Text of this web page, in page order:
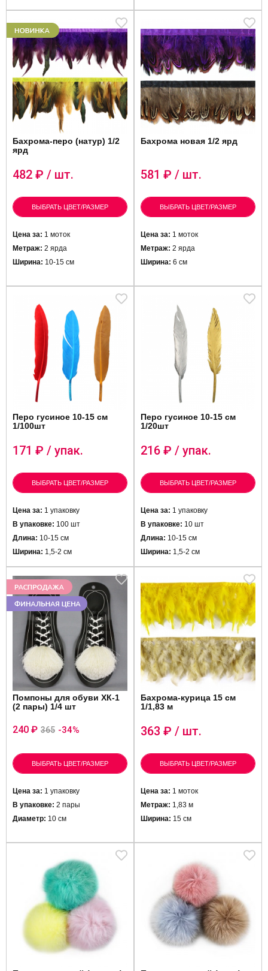
Бахрома-перо (натур) 1/2
ярд
482 ₽ / шт.
ВЫБРАТЬ ЦВЕТ/РАЗМЕР
Цена за: 1 моток
Метраж: 2 ярда
Ширина: 10-15 см
Бахрома новая 1/2 ярд
581 ₽ / шт.
ВЫБРАТЬ ЦВЕТ/РАЗМЕР
Цена за: 1 моток
Метраж: 2 ярда
Ширина: 6 см
Перо гусиное 10-15 см
1/100шт
171 ₽ / упак.
ВЫБРАТЬ ЦВЕТ/РАЗМЕР
Цена за: 1 упаковку
В упаковке: 100 шт
Длина: 10-15 см
Ширина: 1,5-2 см
Перо гусиное 10-15 см
1/20шт
216 ₽ / упак.
ВЫБРАТЬ ЦВЕТ/РАЗМЕР
Цена за: 1 упаковку
В упаковке: 10 шт
Длина: 10-15 см
Ширина: 1,5-2 см
Помпоны для обуви ХК-1
(2 пары) 1/4 шт
240 ₽ 365 -34%
ВЫБРАТЬ ЦВЕТ/РАЗМЕР
Цена за: 1 упаковку
В упаковке: 2 пары
Диаметр: 10 см
Бахрома-курица 15 см
1/1,83 м
363 ₽ / шт.
ВЫБРАТЬ ЦВЕТ/РАЗМЕР
Цена за: 1 моток
Метраж: 1,83 м
Ширина: 15 см